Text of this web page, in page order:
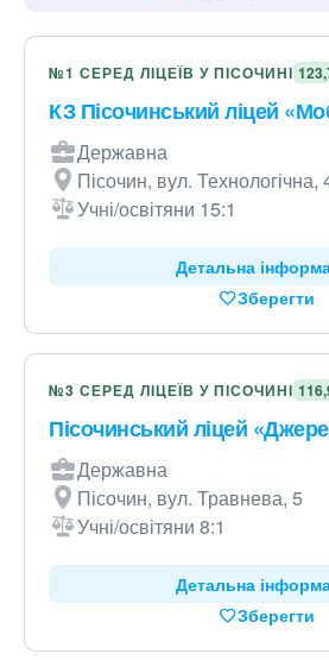
№1 СЕРЕД ЛІЦЕЇВ У ПІСОЧИНІ
КЗ Пісочинський ліцей
Державна
Пісочин, вул. Технологічна,
Учні/освітяни 15:1
Детальна
Зберегти
№3 СЕРЕД ЛІЦЕЇВ У ПІСОЧИНІ
Пісочинський ліцей
Державна
Пісочин, вул. Травнева, 5
Учні/освітяни 8:1
Детальна
Зберегти